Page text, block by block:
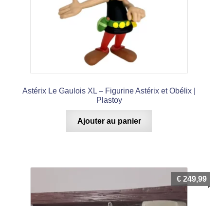
Astérix Le Gaulois XL – Figurine Astérix et Obélix |
Plastoy
Ajouter au panier
€ 249,99